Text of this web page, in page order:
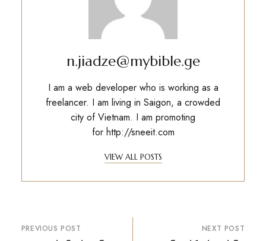
n.jiadze@mybible.ge
I am a web developer who is working as a
freelancer. I am living in Saigon, a crowded
city of Vietnam. I am promoting
for http://sneeit.com
VIEW ALL POSTS
პოსტის
PREVIOUS POST NEXT POST